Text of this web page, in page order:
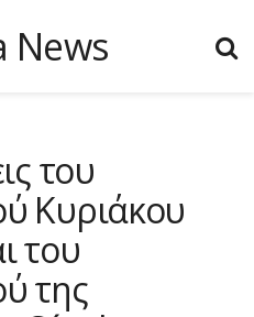
του
Κυριάκου
του
της